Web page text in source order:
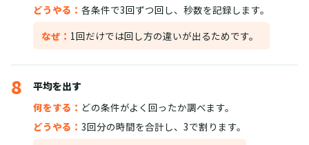
どうやる： 各条件で3回ずつ回し、秒数を記録します。
なぜ： 1回だけでは回し方の違いが出るためです。
8
平均を出す
何をする： どの条件がよく回ったか調べます。
どうやる： 3回分の時間を合計し、3で割ります。